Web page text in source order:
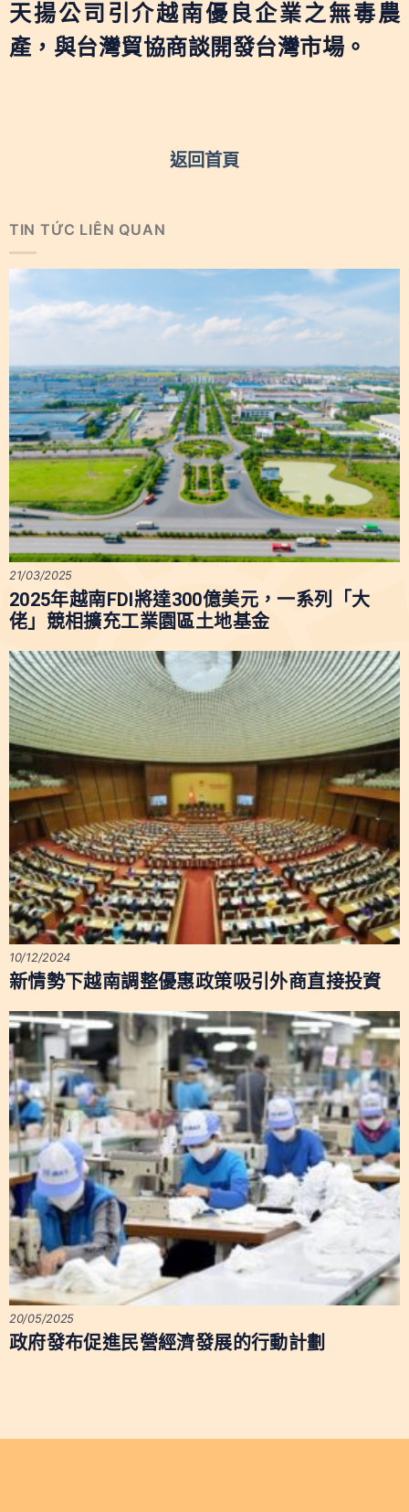
天揚公司引介越南優良企業之無毒農
產，與台灣貿協商談開發台灣市場。
返回首頁
TIN TỨC LIÊN QUAN
2025年越南FDI將達300億美元，一系列「大
佬」競相擴充工業園區土地基金
21/03/2025
新情勢下越南調整優惠政策吸引外商直接投資
10/12/2024
政府發布促進民營經濟發展的行動計劃
20/05/2025